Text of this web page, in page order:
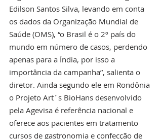
Edilson Santos Silva, levando em conta
os dados da Organização Mundial de
Saúde (OMS), “o Brasil é o 2º país do
mundo em número de casos, perdendo
apenas para a Índia, por isso a
importância da campanha”, salienta o
diretor. Ainda segundo ele em Rondônia
o Projeto Art´s BioHans desenvolvido
pela Agevisa é referência nacional e
oferece aos pacientes em tratamento
cursos de gastronomia e confecção de